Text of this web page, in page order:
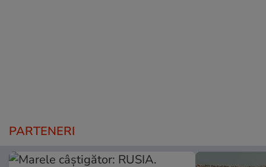
PARTENERI